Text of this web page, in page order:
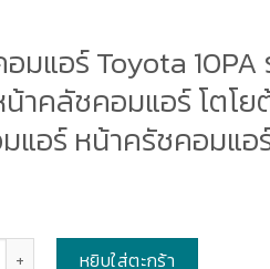
มแอร์ Toyota 10PA
น้าคลัชคอมแอร์ โตโย
แอร์ หน้าครัชคอมแอ
หยิบใส่ตะกร้า